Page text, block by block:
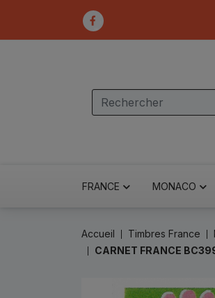
FRANCE MONACO
Accueil Timbres France
CARNET FRANCE